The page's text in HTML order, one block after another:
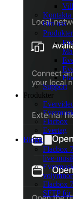
Kontakta
Om oss
Produkter
Support
Produkter
Flacbox
Evertag
Blogg
Flacbox
live-
Flacbox
SFTP